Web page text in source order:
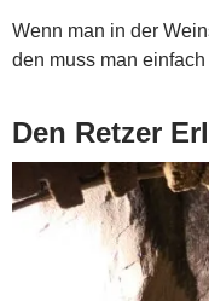
Wenn man in der
den muss man
Den Retzer